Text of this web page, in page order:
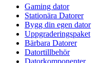
Gaming dator
Stationära Datorer
Bygg din egen dator
Uppgraderingspaket
Bärbara Datorer
Datortillbehör
Datorkomponenter